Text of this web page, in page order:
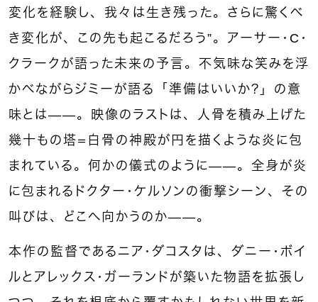
変化を経験し、我々は生き残った。さらに驚くべ
き変化が、この先も起こるだろう”。アーサー・C・
クラークが語った未来の予言。不気味な笑みを浮
かべながらジミーが語る「準備はいいか？」の意
味とは——。映像のラストは、人骨を積み上げた
幾十もの塔＝白骨の神殿が円を描くような炎に包
まれている。何かの儀式のように——。全身が炎
に包まれるドクター・ケルソンの衝撃シーン、その
叫びは、どこへ向かうのか——。
本作の監督であるニア・ダコスタは、ダニー・ボイ
ルとアレックス・ガーランドが築いた物語を拡張し